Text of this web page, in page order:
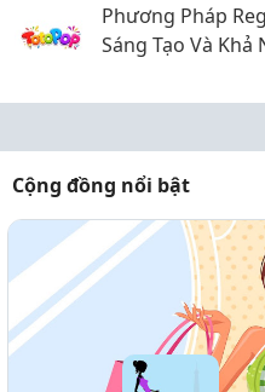
Phương Pháp
Sáng Tạo Và Khả
Cộng đồng nổi bật